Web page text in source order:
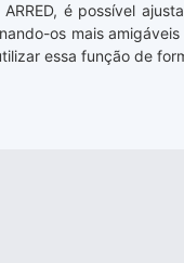
é possível
os mais
essa função de